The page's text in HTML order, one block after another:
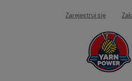
Zarejestruj się